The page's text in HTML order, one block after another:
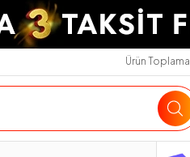
Ürün Toplama